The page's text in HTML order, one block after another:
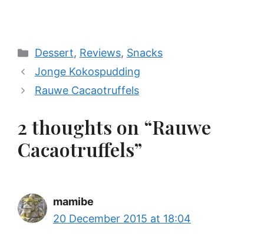
Categories
Dessert, Reviews, Snacks
Jonge Kokospudding
Rauwe Cacaotruffels
2 thoughts on “Rauwe
Cacaotruffels”
mamibe
20 December 2015 at 18:04